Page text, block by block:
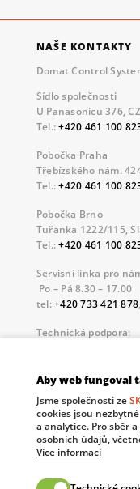
NAŠE KONTAKTY
Domat Control
Sídlo společnosti
U Panasonicu 376,
Tel.:+420 461 100
Pobočka Praha
Třebízského nám.
Tel.:+420 461 100
Pobočka Brno
Tuřanka 1222/115,
Tel.:+420 461 100
Servisní linka pro
Po – Pá 8.30 – 17.00
tel:+420 733 421 878
Technická podpora:
Informace o
The
your future.
Aby web fungoval
Jsme společnosti ze
cookies jsou
a analytice. Pro sběr
osobních údajů,
Více informací